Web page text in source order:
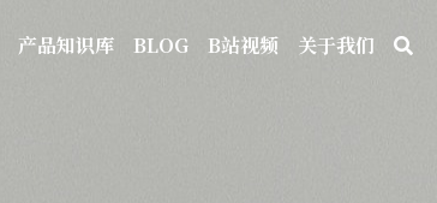
产品知识库 BLOG B站视频 关于我们